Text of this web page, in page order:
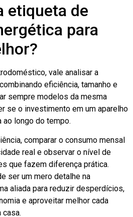
etiqueta de
para
vale analisar a
eficiência, tamanho e
sempre modelos da mesma
se o investimento em um aparelho
longo do tempo.
comparar o consumo mensal
real e observar o nível de
que fazem diferença prática.
ser um mero detalhe na
aliada para reduzir desperdícios,
e aproveitar melhor cada
casa.